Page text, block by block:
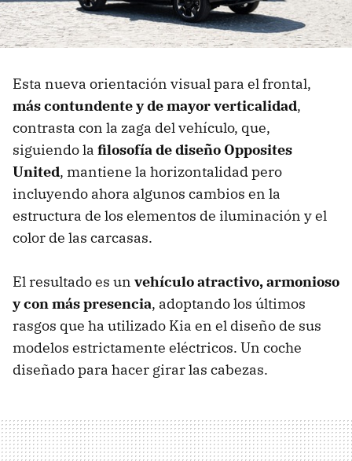
Esta nueva orientación visual para el frontal,
más contundente y de mayor verticalidad,
contrasta con la zaga del vehículo, que,
siguiendo la filosofía de diseño Opposites
United, mantiene la horizontalidad pero
incluyendo ahora algunos cambios en la
estructura de los elementos de iluminación y el
color de las carcasas.
El resultado es un vehículo atractivo, armonioso
y con más presencia, adoptando los últimos
rasgos que ha utilizado Kia en el diseño de sus
modelos estrictamente eléctricos. Un coche
diseñado para hacer girar las cabezas.